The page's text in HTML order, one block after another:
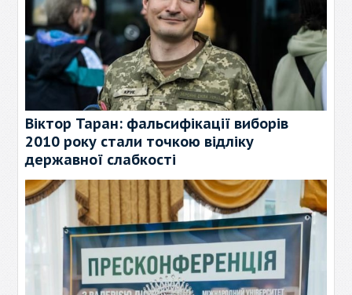
Віктор Таран: фальсифікації виборів
2010 року стали точкою відліку
державної слабкості